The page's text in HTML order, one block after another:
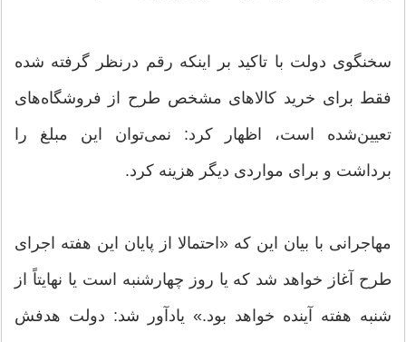
سخنگوی دولت با تاکید بر اینکه رقم درنظر گرفته شده
فقط برای خرید کالاهای مشخص طرح از فروشگاه‌های
تعیین‌شده است، اظهار کرد: نمی‌توان این مبلغ را
برداشت و برای مواردی دیگر هزینه کرد.
مهاجرانی با بیان این که «احتمالا از پایان این هفته اجرای
طرح آغاز خواهد شد که یا روز چهارشنبه است یا نهایتاً از
شنبه هفته آینده خواهد بود.» یادآور شد: دولت هدفش